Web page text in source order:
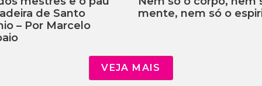
de Santo
– Por Marcelo
mente, nem só o
VEJA MAIS